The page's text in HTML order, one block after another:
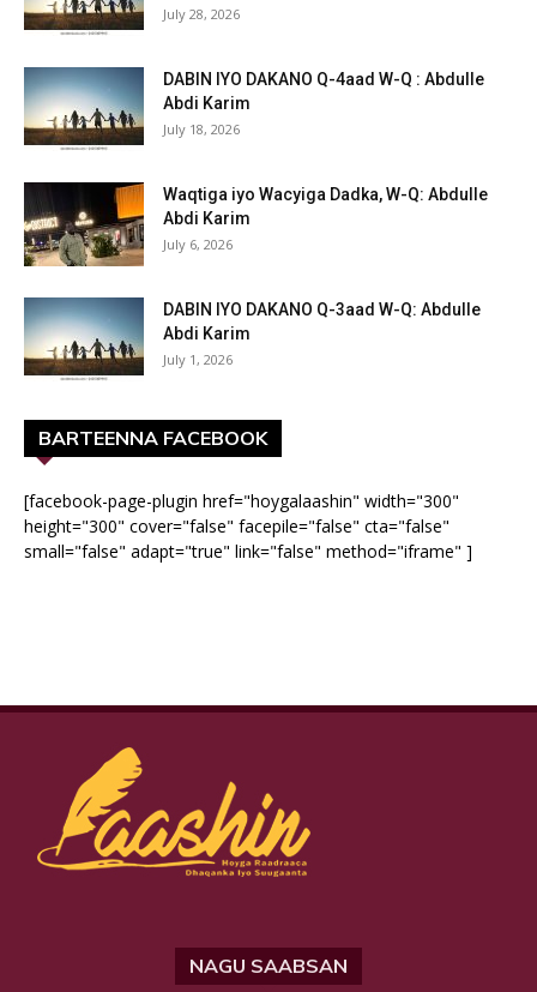
July 28, 2026
DABIN IYO DAKANO Q-4aad W-Q : Abdulle
Abdi Karim
July 18, 2026
Waqtiga iyo Wacyiga Dadka, W-Q: Abdulle
Abdi Karim
July 6, 2026
DABIN IYO DAKANO Q-3aad W-Q: Abdulle
Abdi Karim
July 1, 2026
BARTEENNA FACEBOOK
[facebook-page-plugin href="hoygalaashin" width="300"
height="300" cover="false" facepile="false" cta="false"
small="false" adapt="true" link="false" method="iframe" ]
NAGU SAABSAN